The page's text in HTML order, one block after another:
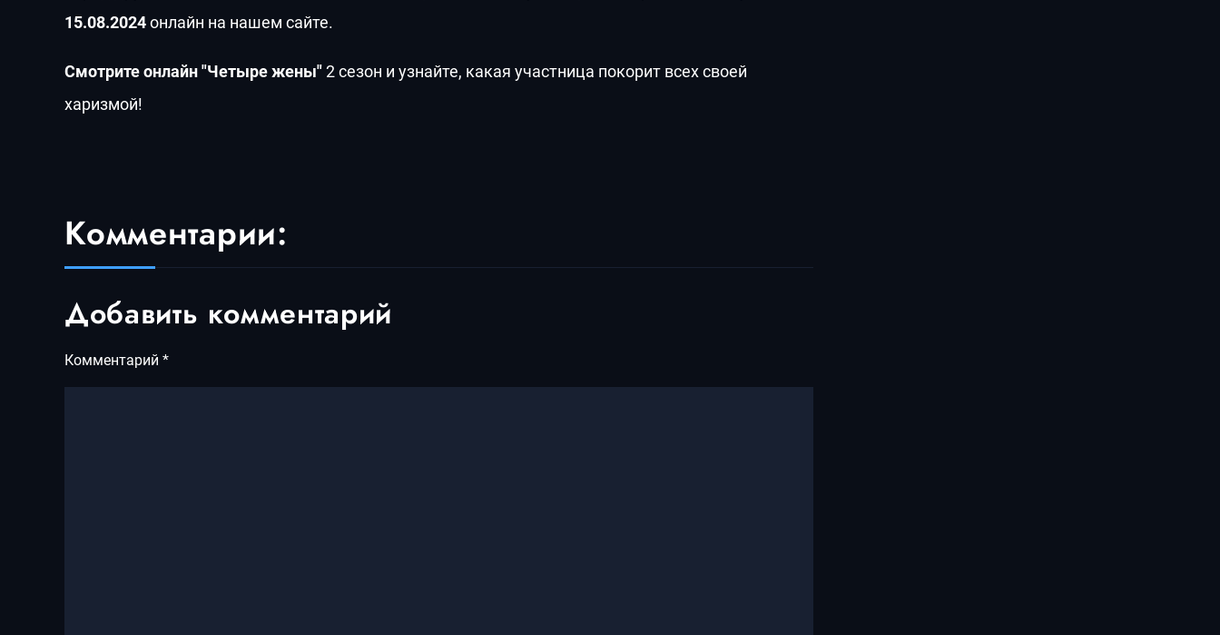
15.08.2024онлайн на нашем сайте.
Смотрите онлайн "Четыре жены"2 сезон и узнайте, какая участница покорит всех своей
харизмой!
Комментарии:
Добавить комментарий
Комментарий*